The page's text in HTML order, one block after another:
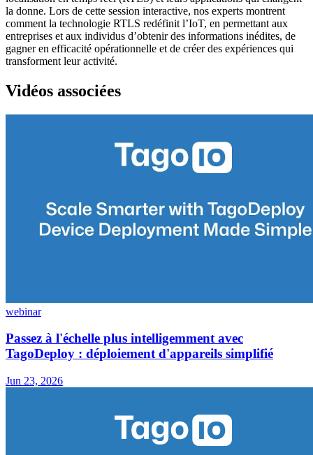
la donne. Lors de cette session interactive, nos experts montrent
comment la technologie RTLS redéfinit l’IoT, en permettant aux
entreprises et aux individus d’obtenir des informations inédites, de
gagner en efficacité opérationnelle et de créer des expériences qui
transforment leur activité.
Vidéos associées
webinar
Passez à l'échelle plus intelligemment avec
TagoDeploy : déploiement d'appareils simplifié
Jun 23, 2026